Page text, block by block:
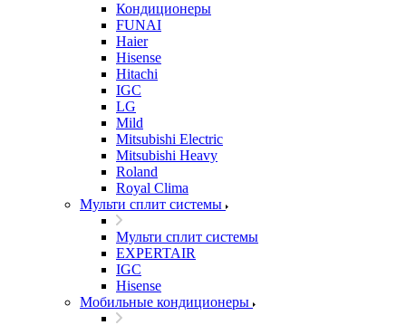
Кондиционеры
FUNAI
Haier
Hisense
Hitachi
IGC
LG
Mild
Mitsubishi Electric
Mitsubishi Heavy
Roland
Royal Clima
Мульти сплит системы
Мульти сплит системы
EXPERTAIR
IGC
Hisense
Мобильные кондиционеры